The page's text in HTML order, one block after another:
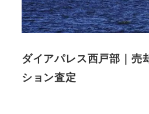
ダイアパレス西戸部｜売
ション査定